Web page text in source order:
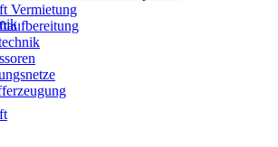
Vermietung